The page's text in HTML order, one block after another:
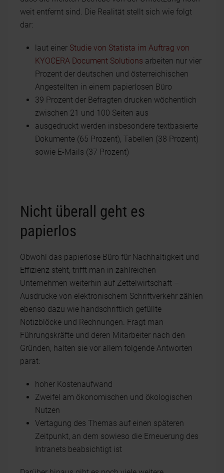
weit entfernt sind. Die Realität stellt sich wie folgt
dar:
laut einer Studie von Statista im Auftrag von
KYOCERA Document Solutions arbeiten nur vier
Prozent der deutschen und österreichischen
Angestellten in einem papierlosen Büro
39 Prozent der Befragten drucken wöchentlich
zwischen 21 und 100 Seiten aus
ausgedruckt werden insbesondere textbasierte
Dokumente (65 Prozent), Tabellen (38 Prozent)
sowie E-Mails (37 Prozent)
Nicht überall geht es
papierlos
Obwohl das papierlose Büro für Nachhaltigkeit und
Effizienz steht, trifft man in zahlreichen
Unternehmen weiterhin auf Zettelwirtschaft –
Ausdrucke von elektronischem Schriftverkehr zählen
ebenso dazu wie handschriftlich gefüllte
Notizblöcke und Rechnungen. Fragt man
Führungskräfte und deren Mitarbeiter nach den
Gründen, halten sie vor allem folgende Antworten
parat:
hoher Kostenaufwand
Zweifel am ökonomischen und ökologischen
Nutzen
Vertagung des Themas auf einen späteren
Zeitpunkt, an dem sowieso die Erneuerung des
Intranets beabsichtigt ist